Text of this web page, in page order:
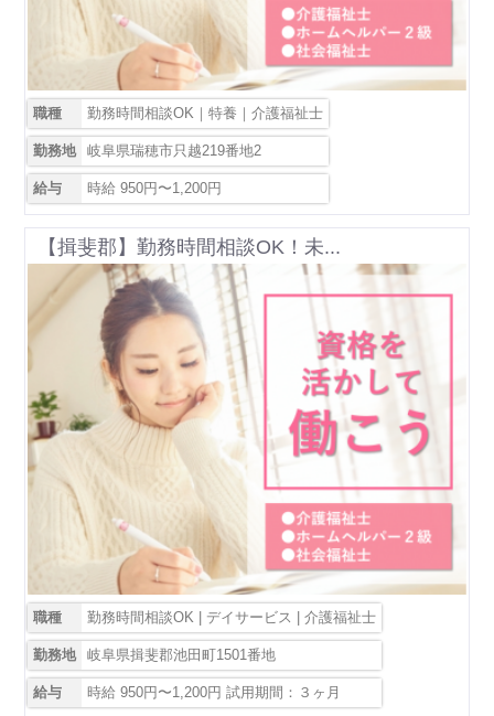
職種 勤務時間相談OK｜特養｜介護福祉士
勤務地 岐阜県瑞穂市只越219番地2
給与 時給 950円〜1,200円
【揖斐郡】勤務時間相談OK！未...
職種 勤務時間相談OK | デイサービス | 介護福祉士
勤務地 岐阜県揖斐郡池田町1501番地
給与 時給 950円〜1,200円 試用期間：３ヶ月